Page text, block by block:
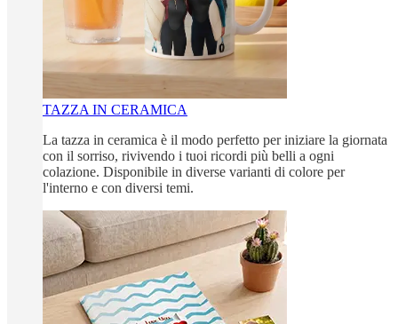
TAZZA IN CERAMICA
La tazza in ceramica è il modo perfetto per iniziare la giornata
con il sorriso, rivivendo i tuoi ricordi più belli a ogni
colazione. Disponibile in diverse varianti di colore per
l'interno e con diversi temi.